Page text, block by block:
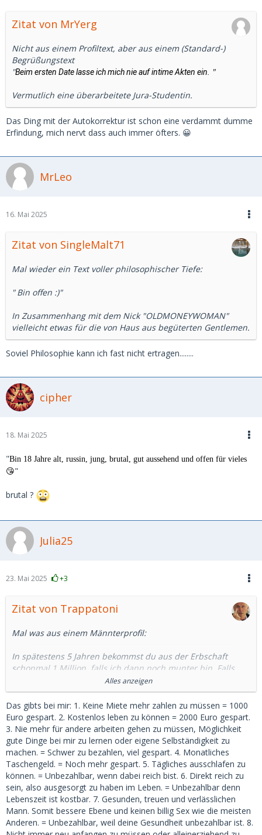
Zitat von MrYerg
Nicht aus einem Profiltext, aber aus einem (Standard-)
Begrüßungstext
"Beim ersten Date lasse ich mich nie auf intime Akten ein. "
Vermutlich eine überarbeitete Jura-Studentin.
Das Ding mit der Autokorrektur ist schon eine verdammt dumme
Erfindung, mich nervt dass auch immer öfters. 😀
MrLeo
16. Mai 2025
Zitat von SingleMalt71
Mal wieder ein Text voller philosophischer Tiefe:
" Bin offen :)"
In Zusammenhang mit dem Nick "OLDMONEYWOMAN"
vielleicht etwas für die von Haus aus begüterten Gentlemen.
Soviel Philosophie kann ich fast nicht ertragen........
cipher
18. Mai 2025
"Bin 18 Jahre alt, russin, jung, brutal, gut aussehend und offen für vieles
😘"
brutal ?
Julia25
23. Mai 2025 +3
Zitat von Trappatoni
Mal was aus einem Männterprofil:
In spätestens 5 Jahren bekommst du aus der Erbschaft
schonmal 1 Million, falls ich dann noch munter bin. Falls
nicht, (weil du mich schon vorher lustvoll totgevög.....hast)
gehört dir alles. Interessanter Deal, oder ?
-------------------------------
wer bietet mehr ?
Alles anzeigen
Das gibts bei mir: 1. Keine Miete mehr zahlen zu müssen = 1000
Euro gespart. 2. Kostenlos leben zu können = 2000 Euro gespart.
3. Nie mehr für andere arbeiten gehen zu müssen, Möglichkeit
gute Dinge bei mir zu lernen oder eigene Selbständigkeit zu
machen. = Schwer zu bezahlen, viel gespart. 4. Monatliches
Taschengeld. = Noch mehr gespart. 5. Tägliches ausschlafen zu
können. = Unbezahlbar, wenn dabei reich bist. 6. Direkt reich zu
sein, also ausgesorgt zu haben im Leben. = Unbezahlbar denn
Lebenszeit ist kostbar. 7. Gesunden, treuen und verlässlichen
Mann. Somit bessere Ebene und keinen billig Sex wie die meisten
Anderen. = Unbezahlbar, weil deine Gesundheit unbezahlbar ist. 8.